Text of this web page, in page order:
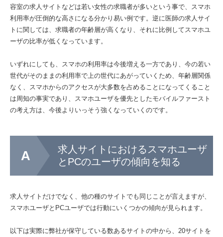
容室の求人サイトなどは若い女性の求職者が多いという事で、スマホ
利用率が圧倒的な高さになる分かり易い例です。逆に医師の求人サイ
トに関しては、求職者の年齢層が高くなり、それに比例してスマホユ
ーザの比率が低くなっています。
いずれにしても、スマホの利用率は今後増える一方であり、今の若い
世代がそのままの利用率で上の世代にあがっていくため、年齢層関係
なく、スマホからのアクセスが大多数を占めることになってくること
は周知の事実であり、スマホユーザを優先としたモバイルファースト
の考え方は、今後よりいっそう強くなっていくのです。
求人サイトにおけるスマホユーザ
とPCのユーザの傾向を知る
求人サイトだけでなく、他の種のサイトでも同じことが言えますが、
スマホユーザとPCユーザでは行動にいくつかの傾向が見られます。
以下は実際に弊社が保守している数あるサイトの中から、20サイトを